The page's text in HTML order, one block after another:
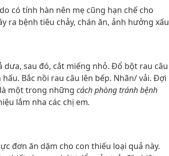
có tính hàn nên mẹ cũng hạn chế cho
ra bệnh tiêu chảy, chán ăn, ảnh hưởng xấu
dưa, sau đó, cắt miếng nhỏ. Đổ bột rau câu
Bắc nồi rau câu lên bếp. Nhãn/ vải. Đợi
là một trong những cách phòng tránh bệnh
lắm nha các chị em.
đơn ăn dặm cho con thiếu loại quả này.